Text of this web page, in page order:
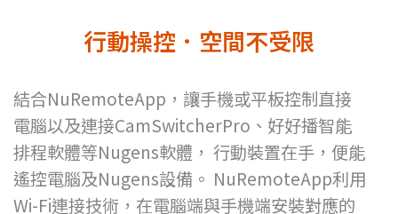
行動操控．空間不受限
結合NuRemoteApp，讓手機或平板控制直接
電腦以及連接CamSwitcherPro、好好播智能
排程軟體等Nugens軟體， 行動裝置在手，便能
遙控電腦及Nugens設備。 NuRemoteApp利用
Wi-Fi連接技術，在電腦端與手機端安裝對應的